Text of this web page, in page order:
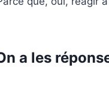
a les